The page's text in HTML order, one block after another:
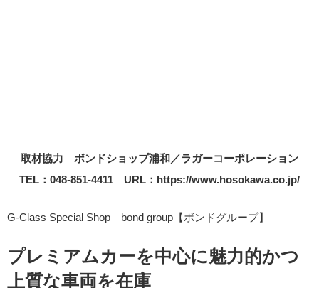
取材協力 ボンドショップ浦和／ラガーコーポレーション
TEL：048-851-4411 URL：https://www.hosokawa.co.jp/
G-Class Special Shop bond group【ボンドグループ】
プレミアムカーを中心に魅力的かつ
上質な車両を在庫